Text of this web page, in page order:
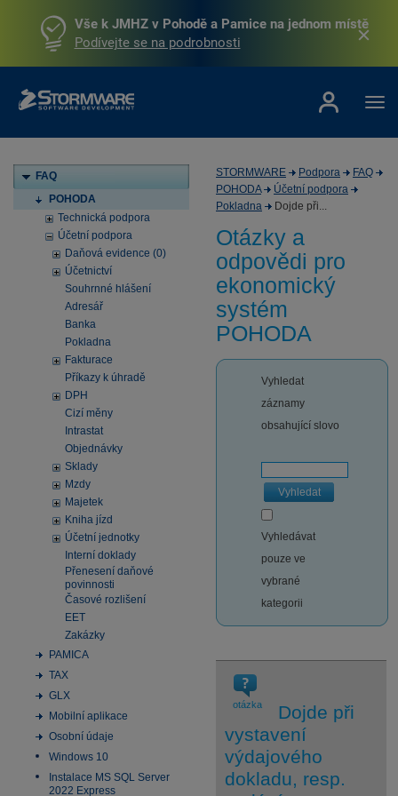
Vše k JMHZ v Pohodě a Pamice na jednom místě
Podívejte se na podrobnosti
FAQ
POHODA
Technická podpora
Účetní podpora
Daňová evidence (0)
Účetnictví
Souhrnné hlášení
Adresář
Banka
Pokladna
Fakturace
Příkazy k úhradě
DPH
Cizí měny
Intrastat
Objednávky
Sklady
Mzdy
Majetek
Kniha jízd
Účetní jednotky
Interní doklady
Přenesení daňové
povinnosti
Časové rozlišení
EET
Zakázky
PAMICA
TAX
GLX
Mobilní aplikace
Osobní údaje
Windows 10
Instalace MS SQL Server
2022 Express
STORMWARE Podpora
FAQ
POHODA
Účetní podpora
Pokladna
Dojde při...
Otázky a
odpovědi pro
ekonomický
systém
POHODA
Vyhledat
záznamy
obsahující slovo
Vyhledat
Vyhledávat
pouze ve
vybrané
kategorii
otázka
Dojde při
vystavení
výdajového
dokladu, resp.